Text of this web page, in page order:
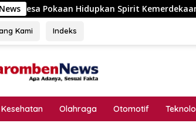
Hidupkan Spirit Kemerdekaan, Lomba Catur
Kami Indeks
Kesehatan Olahraga Otomotif